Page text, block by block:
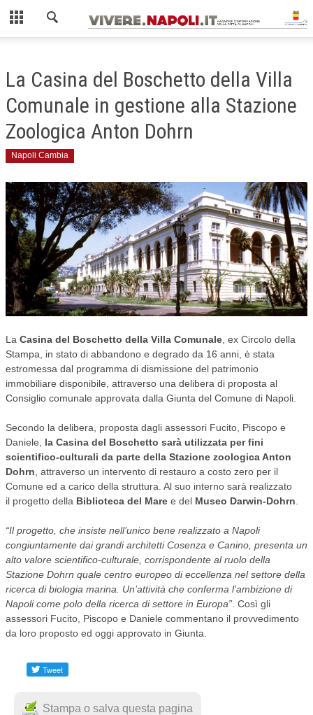
Chiudi
AMBIENTE
COME FARE LA RACCOLTA DIFFERENZIATA
ISOLE ECOLOGICHE
MOBILITÀ
GUIDA AI MEZZI PUBBLICI
ZTL NAPOLI
SCUOLA
TEMPO LIBERO
CULTURA
PARI OPPORTUNITÀ
La Casina del Boschetto della Villa
Comunale in gestione alla Stazione
Zoologica Anton Dohrn
Napoli Cambia
La Casina del Boschetto della Villa Comunale , ex Circolo della
Stampa, in stato di abbandono e degrado da 16 anni, è stata
estromessa dal programma di dismissione del patrimonio
immobiliare disponibile, attraverso una delibera di proposta al
Consiglio comunale approvata dalla Giunta del Comune di Napoli.
Secondo la delibera, proposta dagli assessori Fucito, Piscopo e
Daniele, la Casina del Boschetto sarà utilizzata per fini
scientifico-culturali da parte della Stazione zoologica Anton
Dohrn , attraverso un intervento di restauro a costo zero per il
Comune ed a carico della struttura. Al suo interno sarà realizzato
il progetto della Biblioteca del Mare e del Museo Darwin-Dohrn
“Il progetto, che insiste nell’unico bene realizzato a Napoli
congiuntamente dai grandi architetti Cosenza e Canino, presenta un
alto valore scientifico-culturale, corrispondente al ruolo della
Stazione Dohrn quale centro europeo di eccellenza nel settore della
ricerca di biologia marina. Un’attività che conferma l’ambizione di
Napoli come polo della ricerca di settore in Europa” . Così gli
assessori Fucito, Piscopo e Daniele commentano il provvedimento
da loro proposto ed oggi approvato in Giunta.
Stampa o salva questa pagina